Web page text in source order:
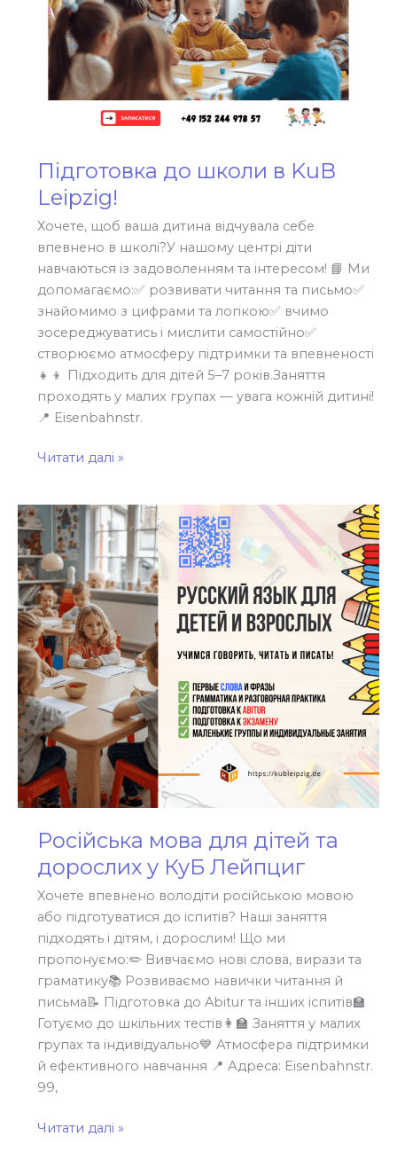
Підготовка до школи в KuB
Leipzig!
Хочете, щоб ваша дитина відчувала себе
впевнено в школі?У нашому центрі діти
навчаються із задоволенням та інтересом! 📘 Ми
допомагаємо:✅ розвивати читання та письмо✅
знайомимо з цифрами та логікою✅ вчимо
зосереджуватись і мислити самостійно✅
створюємо атмосферу підтримки та впевненості
👧👦 Підходить для дітей 5–7 років.Заняття
проходять у малих групах — увага кожній дитині!
📍 Eisenbahnstr.
Читати далі »
Російська мова для дітей та
дорослих у КуБ Лейпциг
Хочете впевнено володіти російською мовою
або підготуватися до іспитів? Наші заняття
підходять і дітям, і дорослим! Що ми
пропонуємо:✏️ Вивчаємо нові слова, вирази та
граматику📚 Розвиваємо навички читання й
письма📝 Підготовка до Abitur та інших іспитів🏫
Готуємо до шкільних тестів👩‍🏫 Заняття у малих
групах та індивідуально💙 Атмосфера підтримки
й ефективного навчання 📍 Адреса: Eisenbahnstr.
99,
Російська
мова
для
дітей
та
дорослих
у
КуБ
Лейпциг
Читати далі »